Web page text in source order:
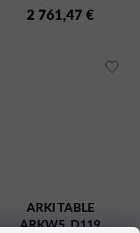
2 761,47 €
ARKI TABLE
ARKW5_D119